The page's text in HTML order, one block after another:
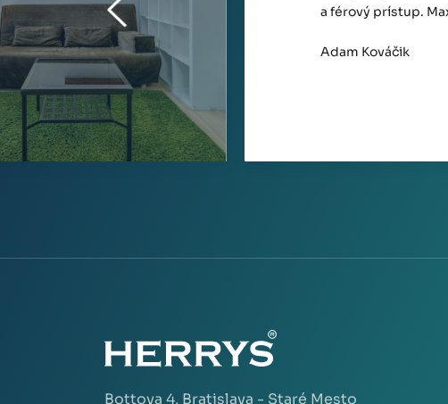
a férový prístup.
Adam Kováčik
Bottova 4, Bratislava - Staré Mesto